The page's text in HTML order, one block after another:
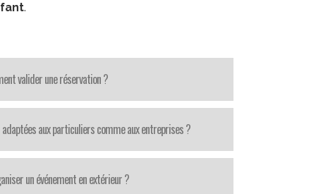
.
valider une réservation ?
aux particuliers comme aux entreprises ?
un événement en extérieur ?